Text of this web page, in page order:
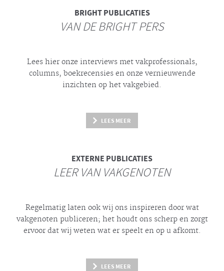
BRIGHTPUBLICATIES
VAN DE BRIGHT PERS
Lees hier onze interviews met vakprofessionals,
columns, boekrecensies en onze vernieuwende
inzichten op het vakgebied.
LEES MEER
EXTERNE PUBLICATIES
LEER VAN VAKGENOTEN
Regelmatig laten ook wij ons inspireren door wat
vakgenoten publiceren; het houdt ons scherp en zorgt
ervoor dat wij weten wat er speelt en op u afkomt.
LEES MEER